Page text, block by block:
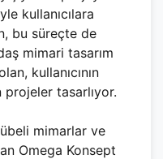
kullanıcılara
bu süreçte de
mimari tasarım
kullanıcının
projeler tasarlıyor.
mimarlar ve
Omega Konsept